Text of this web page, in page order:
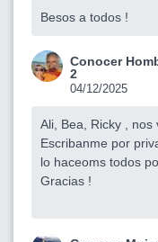
Besos a todos !
Conocer
2
04/12/2025
Ali, Bea, Ricky , nos
Escribanme por
lo haceoms todos
Gracias !